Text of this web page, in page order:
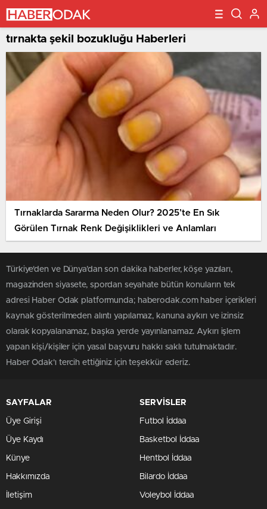
tırnakta şekil bozukluğu Haberleri
Tırnaklarda Sararma Neden Olur? 2025’te En Sık
Görülen Tırnak Renk Değişiklikleri ve Anlamları
Türkiye'den ve Dünya’dan son dakika haberler, köşe yazıları,
magazinden siyasete, spordan seyahate bütün konuların tek
adresi Haber Odak platformunda; haberodak.com haber içerikleri
kaynak gösterilmeden alıntı yapılamaz, kanuna aykırı ve izinsiz
olarak kopyalanamaz, başka yerde yayınlanamaz. Aykırı işlem
yapan kişi/kişiler için yasal başvuru hakkı saklı tutulmaktadır.
Haber Odak'ı tercih ettiğiniz için teşekkür ederiz.
SAYFALAR
Üye Girişi
Üye Kaydı
Künye
Hakkımızda
İletişim
SERVİSLER
Futbol İddaa
Basketbol İddaa
Hentbol İddaa
Bilardo İddaa
Voleybol İddaa